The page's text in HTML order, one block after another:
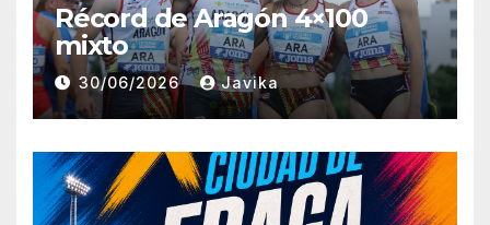
Récord de Aragón 4×100
mixto
30/06/2026 Javika